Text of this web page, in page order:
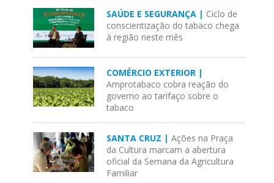
SAÚDE E SEGURANÇA | Ciclo de
conscientização do tabaco chega
à região neste mês
COMÉRCIO EXTERIOR |
Amprotabaco cobra reação do
governo ao tarifaço sobre o
tabaco
SANTA CRUZ |Ações na Praça
da Cultura marcam a abertura
oficial da Semana da Agricultura
Familiar